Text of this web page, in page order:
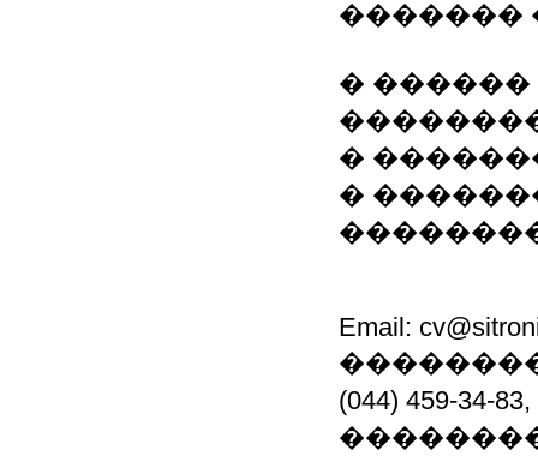
�������
�
�
�
Email:
(044) 459-34-